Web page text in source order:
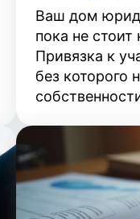
Ваш дом
пока не стоит
Привязка к
без которого
избежать